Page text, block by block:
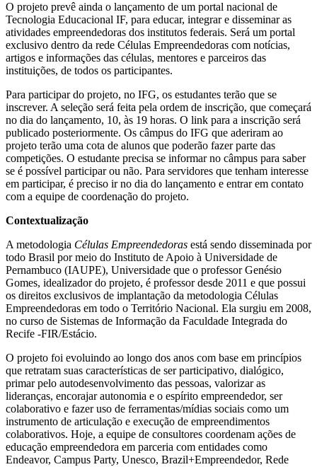
O projeto prevê ainda o lançamento de um portal nacional de
Tecnologia Educacional IF, para educar, integrar e disseminar as
atividades empreendedoras dos institutos federais. Será um portal
exclusivo dentro da rede Células Empreendedoras com notícias,
artigos e informações das células, mentores e parceiros das
instituições, de todos os participantes.
Para participar do projeto, no IFG, os estudantes terão que se
inscrever. A seleção será feita pela ordem de inscrição, que começará
no dia do lançamento, 10, às 19 horas. O link para a inscrição será
publicado posteriormente. Os câmpus do IFG que aderiram ao
projeto terão uma cota de alunos que poderão fazer parte das
competições. O estudante precisa se informar no câmpus para saber
se é possível participar ou não. Para servidores que tenham interesse
em participar, é preciso ir no dia do lançamento e entrar em contato
com a equipe de coordenação do projeto.
Contextualização
A metodologia Células Empreendedoras está sendo disseminada por
todo Brasil por meio do Instituto de Apoio à Universidade de
Pernambuco (IAUPE), Universidade que o professor Genésio
Gomes, idealizador do projeto, é professor desde 2011 e que possui
os direitos exclusivos de implantação da metodologia Células
Empreendedoras em todo o Território Nacional. Ela surgiu em 2008,
no curso de Sistemas de Informação da Faculdade Integrada do
Recife -FIR/Estácio.
O projeto foi evoluindo ao longo dos anos com base em princípios
que retratam suas características de ser participativo, dialógico,
primar pelo autodesenvolvimento das pessoas, valorizar as
lideranças, encorajar autonomia e o espírito empreendedor, ser
colaborativo e fazer uso de ferramentas/mídias sociais como um
instrumento de articulação e execução de empreendimentos
colaborativos. Hoje, a equipe de consultores coordenam ações de
educação empreendedora em parceria com entidades como
Endeavor, Campus Party, Unesco, Brazil+Empreendedor, Rede